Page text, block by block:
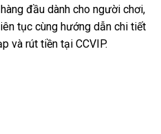
đầu dành cho người chơi,
tục cùng hướng dẫn chi tiết
và rút tiền tại CCVIP.